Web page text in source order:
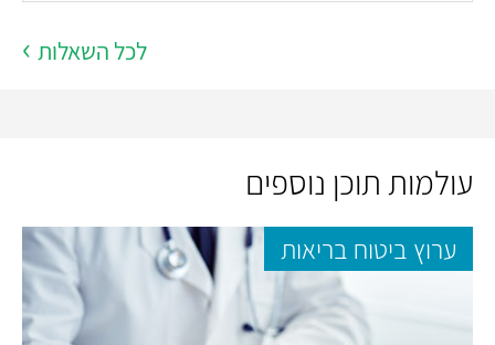
לכל השאלות
עולמות תוכן נוספים
ערוץ ביטוח בריאות